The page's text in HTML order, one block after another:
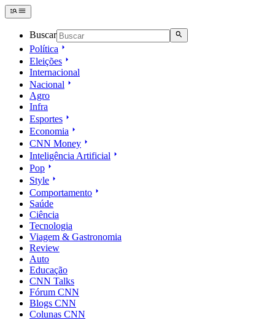
Buscar
Política
Eleições
Internacional
Nacional
Agro
Infra
Esportes
Economia
CNN Money
Inteligência Artificial
Pop
Style
Comportamento
Saúde
Ciência
Tecnologia
Viagem & Gastronomia
Review
Auto
Educação
CNN Talks
Fórum CNN
Blogs CNN
Colunas CNN